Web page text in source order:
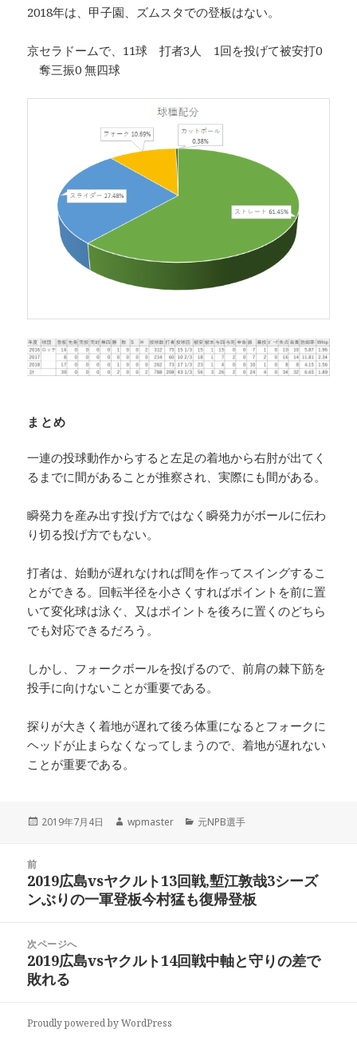
2018年は、甲子園、ズムスタでの登板はない。
京セラドームで、11球 打者3人 1回を投げて被安打0
奪三振0 無四球
まとめ
一連の投球動作からすると左足の着地から右肘が出てく
るまでに間があることが推察され、実際にも間がある。
瞬発力を産み出す投げ方ではなく瞬発力がボールに伝わ
り切る投げ方でもない。
打者は、始動が遅れなければ間を作ってスイングするこ
とができる。回転半径を小さくすればポイントを前に置
いて変化球は泳ぐ、又はポイントを後ろに置くのどちら
でも対応できるだろう。
しかし、フォークボールを投げるので、前肩の棘下筋を
投手に向けないことが重要である。
探りが大きく着地が遅れて後ろ体重になるとフォークに
ヘッドが止まらなくなってしまうので、着地が遅れない
ことが重要である。
投
2019年7月4日
作
wpmaster
カ
ー
元NPB選手
前
前
の
稿:
2019広島vsヤクルト13回戦,塹江敦哉3シーズ
ンぶりの一軍登板今村猛も復帰登板
次ページへ
次
の
稿:
2019広島vsヤクルト14回戦中軸と守りの差で
敗れる
Proudly powered by WordPress